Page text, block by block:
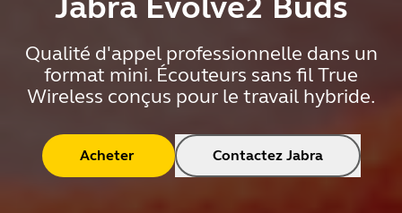
Qualité d'appel professionnelle dans un
format mini. Écouteurs sans fil True
Wireless conçus pour le travail hybride.
Acheter Contactez Jabra